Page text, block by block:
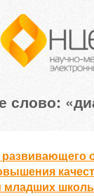
слово:
младших